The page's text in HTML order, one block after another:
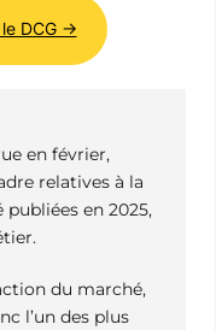
DCG →
en février,
relatives à la
en 2025,
du marché,
l’un des plus